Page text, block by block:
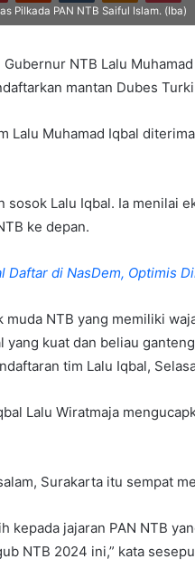
Pilkada PAN NTB Saiful Islam. (Iba)
Gubernur NTB Lalu
mantan Dubes
Lalu Muhamad Iqbal
sosok Lalu Iqbal. Ia menilai
ke depan.
Daftar di NasDem, Optimis
muda NTB yang memiliki
kuat dan beliau
tim Lalu Iqbal,
Lalu Wiratmaja
Surakarta itu sempat
kepada jajaran PAN NTB
NTB 2024 ini,” kata